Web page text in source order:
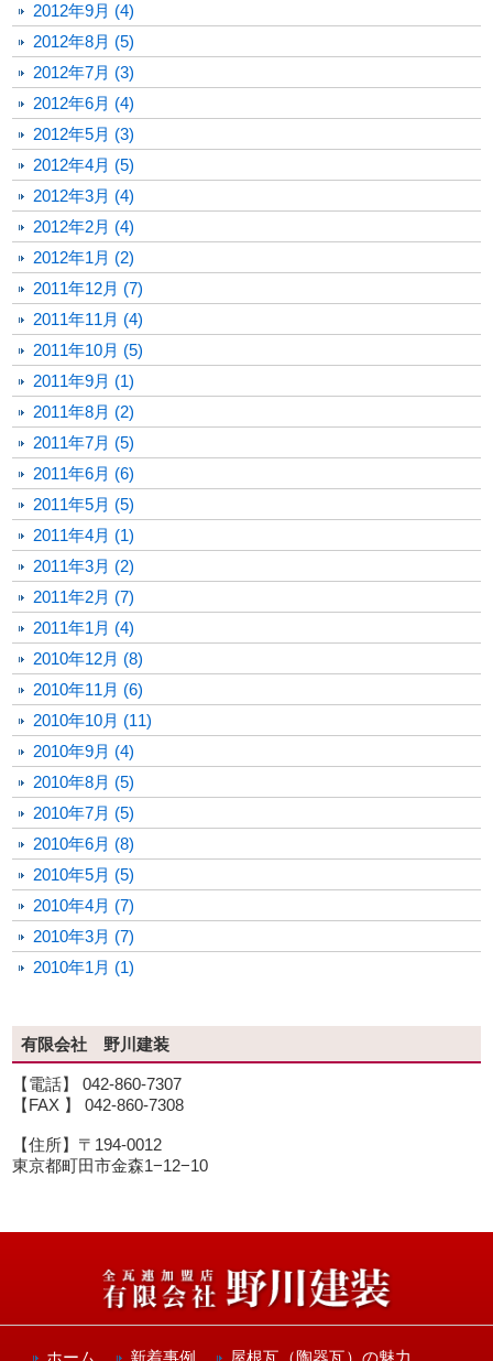
2012年9月 (4)
2012年8月 (5)
2012年7月 (3)
2012年6月 (4)
2012年5月 (3)
2012年4月 (5)
2012年3月 (4)
2012年2月 (4)
2012年1月 (2)
2011年12月 (7)
2011年11月 (4)
2011年10月 (5)
2011年9月 (1)
2011年8月 (2)
2011年7月 (5)
2011年6月 (6)
2011年5月 (5)
2011年4月 (1)
2011年3月 (2)
2011年2月 (7)
2011年1月 (4)
2010年12月 (8)
2010年11月 (6)
2010年10月 (11)
2010年9月 (4)
2010年8月 (5)
2010年7月 (5)
2010年6月 (8)
2010年5月 (5)
2010年4月 (7)
2010年3月 (7)
2010年1月 (1)
有限会社 野川建装
【電話】 042-860-7307
【FAX 】 042-860-7308
【住所】〒194-0012
東京都町田市金森1−12−10
ホーム 新着事例 屋根瓦（陶器瓦）の魅力